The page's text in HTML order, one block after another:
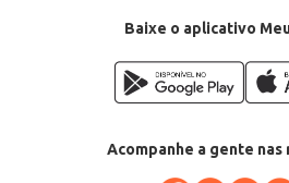
Baixe o aplicativo
Acompanhe a gente nas